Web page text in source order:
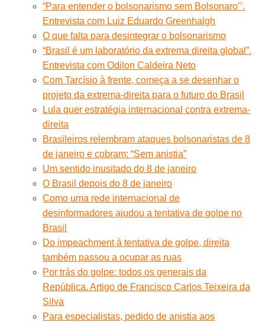
“Para entender o bolsonarismo sem Bolsonaro’’.
Entrevista com Luiz Eduardo Greenhalgh
O que falta para desintegrar o bolsonarismo
“Brasil é um laboratório da extrema direita global”.
Entrevista com Odilon Caldeira Neto
Com Tarcísio à frente, começa a se desenhar o
projeto da extrema-direita para o futuro do Brasil
Lula quer estratégia internacional contra extrema-
direita
Brasileiros relembram ataques bolsonaristas de 8
de janeiro e cobram: “Sem anistia”
Um sentido inusitado do 8 de janeiro
O Brasil depois do 8 de janeiro
Como uma rede internacional de
desinformadores ajudou a tentativa de golpe no
Brasil
Do impeachment à tentativa de golpe, direita
também passou a ocupar as ruas
Por trás do golpe: todos os generais da
República. Artigo de Francisco Carlos Teixeira da
Silva
Para especialistas, pedido de anistia aos